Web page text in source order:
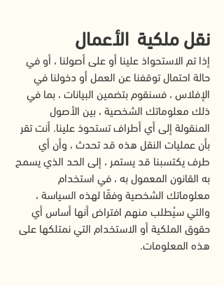
نقل ملكية الأعمال
إذا تم الاستحواذ علينا أو على أصولنا ، أو في
حالة احتمال توقفنا عن العمل أو دخولنا في
الإفلاس ، فسنقوم بتضمين البيانات ، بما في
ذلك معلوماتك الشخصية ، بين الأصول
المنقولة إلى أي أطراف تستحوذ علينا. أنت تقر
بأن عمليات النقل هذه قد تحدث ، وأن أي
طرف يكتسبنا قد يستمر ، إلى الحد الذي يسمح
به القانون المعمول به ، في استخدام
معلوماتك الشخصية وفقًا لهذه السياسة ،
والتي سيُطلب منهم افتراض أنها أساس أي
حقوق الملكية أو الاستخدام التي نمتلكها على
هذه المعلومات.